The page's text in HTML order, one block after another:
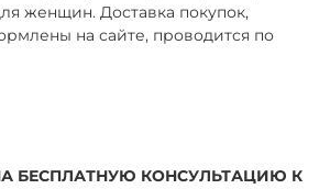
женщин. Доставка покупок,
на сайте, проводится по
БЕСПЛАТНУЮ КОНСУЛЬТАЦИЮ К